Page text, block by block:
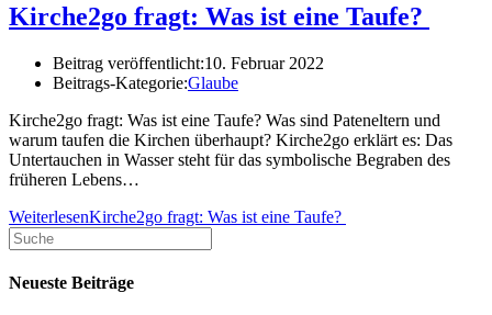
Kirche2go fragt: Was ist eine Taufe?
Beitrag veröffentlicht:10. Februar 2022
Beitrags-Kategorie:Glaube
Kirche2go fragt: Was ist eine Taufe? Was sind Pateneltern und
warum taufen die Kirchen überhaupt? Kirche2go erklärt es: Das
Untertauchen in Wasser steht für das symbolische Begraben des
früheren Lebens…
WeiterlesenKirche2go fragt: Was ist eine Taufe?
Neueste Beiträge